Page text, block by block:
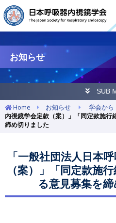
お知らせ
SUB
Home お知らせ 学会から
内視鏡学会定款（案）」「同定款施行
締め切りました
「一般社団法人日本
（案）」「同定款施
る意見募集を